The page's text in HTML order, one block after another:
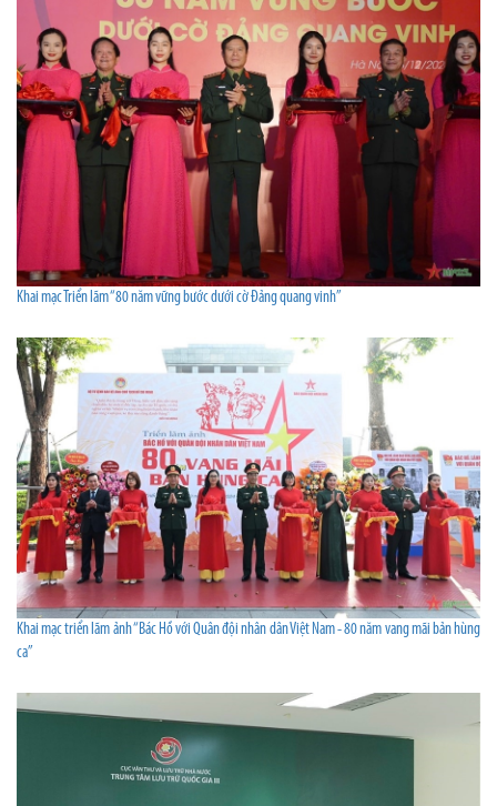
Khai mạc Triển lãm “80 năm vững bước dưới cờ Đảng quang vinh”
Khai mạc triển lãm ảnh “Bác Hồ với Quân đội nhân dân Việt Nam - 80 năm vang mãi bản hùng
ca”